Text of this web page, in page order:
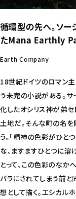
循環型の先へ。ソー
たMana Earthly
Earth Company
18世紀ドイツのロマン主
う未完の小説がある。
化したオシリス神が弟
土地だ。そんな町の名
う。「精神の色彩がひと
な、ますますひとつに溶
とって、この色彩のなか
バラにされてしまう前
想として描く。エシカ